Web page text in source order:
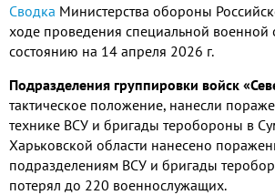
Сводка Министерства обороны
ходе проведения специальной военной
состоянию на 14 апреля 2026 г.
Подразделения группировки войск
тактическое положение, нанесли
технике ВСУ и бригады теробороны в
Харьковской области нанесено
подразделениям ВСУ и бригады
потерял до 220 военнослужащих.